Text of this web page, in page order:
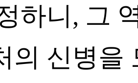
하니, 그
의 신병을